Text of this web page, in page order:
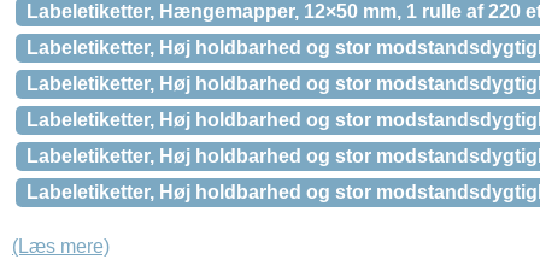
Labeletiketter, Hængemapper, 12×50 mm, 1 rulle af 220
Labeletiketter, Høj holdbarhed og stor
Labeletiketter, Høj holdbarhed og stor
Labeletiketter, Høj holdbarhed og stor
Labeletiketter, Høj holdbarhed og stor
Labeletiketter, Høj holdbarhed og stor
(Læs mere)